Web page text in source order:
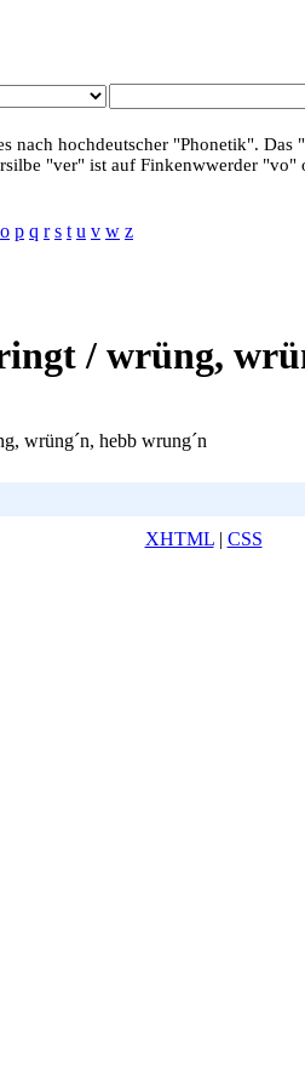
hochdeutscher "Phonetik".
"ver" ist auf Finkenwwerder
o p q r s t u v w z
/ wrüng,
wrüng´n, hebb wrung´n
XHTML| CSS